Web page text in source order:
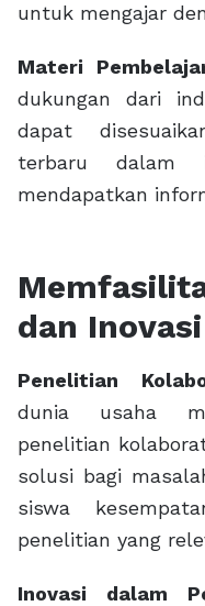
untuk mengajar
Materi
dukungan dari
dapat
terbaru dalam
mendapatkan
dan Inovasi
Penelitian
dunia usaha
penelitian
solusi bagi
siswa
penelitian yang
Inovasi dalam